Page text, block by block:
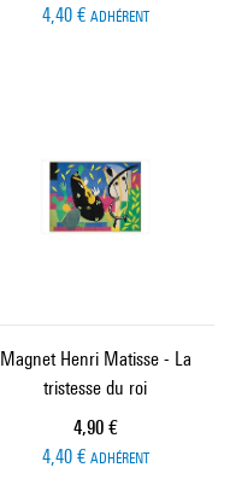
4,40 € ADHÉRENT
Magnet Henri Matisse - La
tristesse du roi
Prix ​​actuel
4,90 €
4,40 € ADHÉRENT